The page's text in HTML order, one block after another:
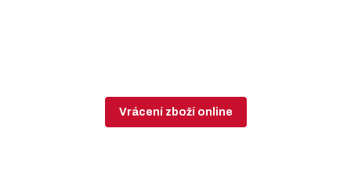
Vrácení zboží online